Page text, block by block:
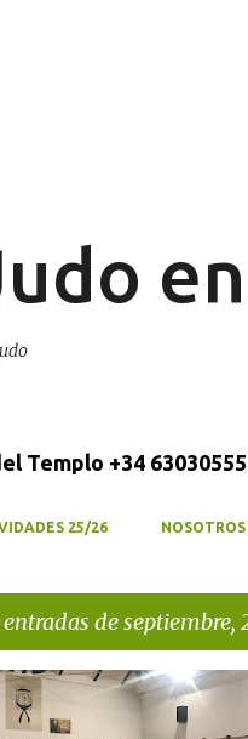
Templo +34
25/26 NOSOTROS
de septiembre,